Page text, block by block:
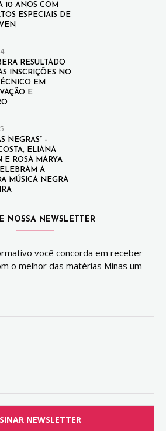
10 ANOS COM
ESPECIAIS DE
RESULTADO
INSCRIÇÕES NO
EM
E
NEGRAS” –
ELIANA
E ROSA MARYA
A
MÚSICA NEGRA
NOSSA NEWSLETTER
você concorda em receber
o melhor das matérias Minas um